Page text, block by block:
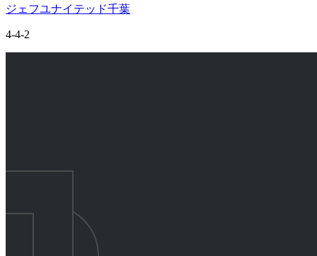
ジェフユナイテッド千葉
4-4-2